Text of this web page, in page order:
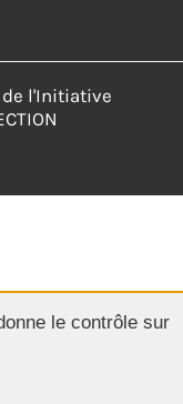
le contrôle sur
l'Initiative